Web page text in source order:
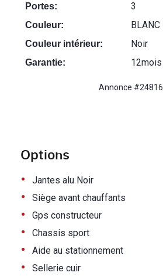
Options
• Jantes alu Noir
• Siège avant chauffants
• Gps constructeur
• Chassis sport
• Aide au stationnement
• Sellerie cuir
Portes: 3
Couleur: BLANC
Couleur intérieur: Noir
Garantie: 12mois
Annonce #24816